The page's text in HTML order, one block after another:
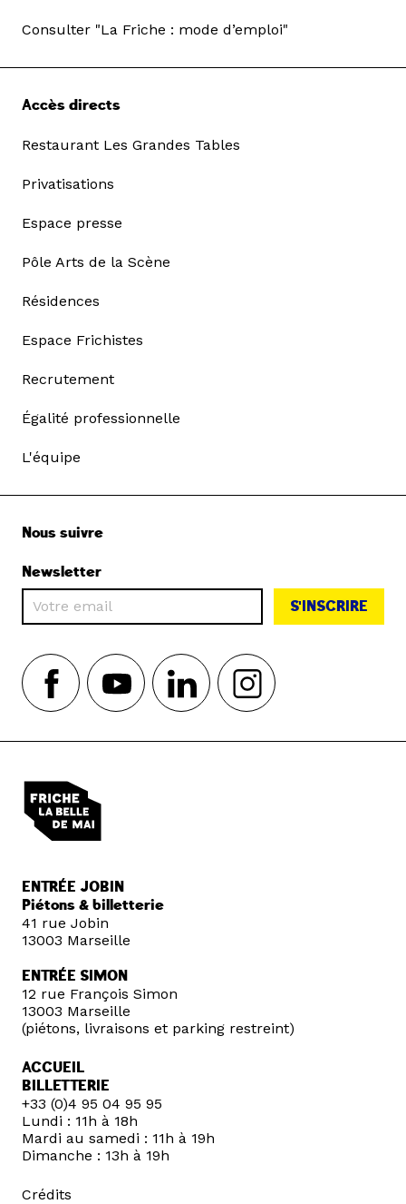
Consulter "La Friche : mode d’emploi"
Accès directs
Restaurant Les Grandes Tables
Privatisations
Espace presse
Pôle Arts de la Scène
Résidences
Espace Frichistes
Recrutement
Égalité professionnelle
L'équipe
Nous suivre
Newsletter
S'INSCRIRE
ENTRÉE JOBIN
Piétons & billetterie
41 rue Jobin
13003 Marseille
ENTRÉE SIMON
12 rue François Simon
13003 Marseille
(piétons, livraisons et parking restreint)
ACCUEIL
BILLETTERIE
+33 (0)4 95 04 95 95
Lundi : 11h à 18h
Mardi au samedi : 11h à 19h
Dimanche : 13h à 19h
Crédits